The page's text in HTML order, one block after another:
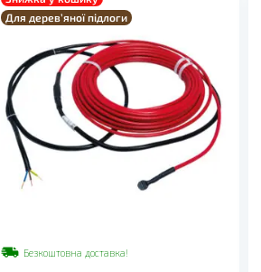
Для дерев’яної підлоги
Безкоштовна доставка!